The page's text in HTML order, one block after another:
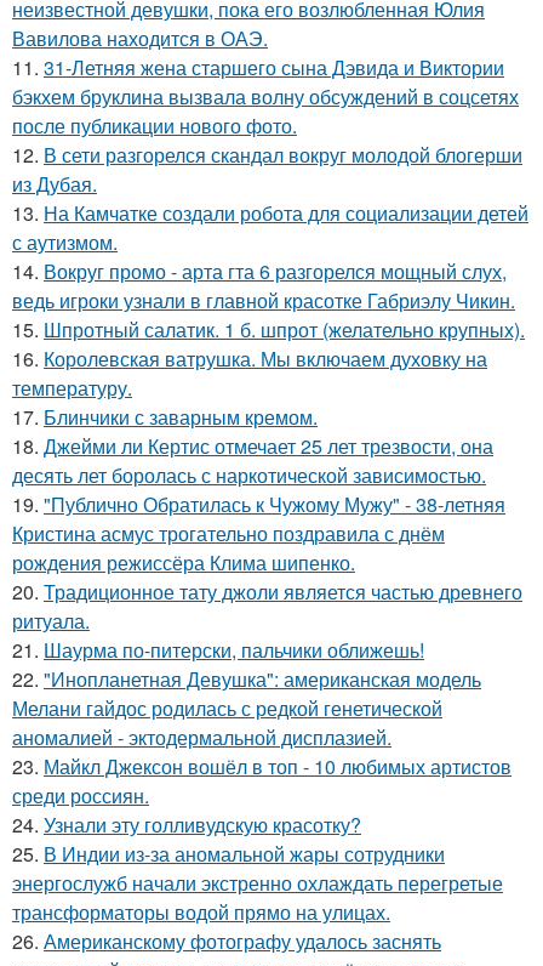
неизвестной девушки, пока его возлюбленная Юлия
Вавилова находится в ОАЭ.
11. 31-Летняя жена старшего сына Дэвида и Виктории
бэкхем бруклина вызвала волну обсуждений в соцсетях
после публикации нового фото.
12. В сети разгорелся скандал вокруг молодой блогерши
из Дубая.
13. На Камчатке создали робота для социализации детей
с аутизмом.
14. Вокруг промо - арта гта 6 разгорелся мощный слух,
ведь игроки узнали в главной красотке Габриэлу Чикин.
15. Шпротный салатик. 1 б. шпрот (желательно крупных).
16. Королевская ватрушка. Мы включаем духовку на
температуру.
17. Блинчики с заварным кремом.
18. Джейми ли Кертис отмечает 25 лет трезвости, она
десять лет боролась с наркотической зависимостью.
19. "Публично Обратилась к Чужому Мужу" - 38-летняя
Кристина асмус трогательно поздравила с днём
рождения режиссёра Клима шипенко.
20. Традиционное тату джоли является частью древнего
ритуала.
21. Шаурма по-питерски, пальчики оближешь!
22. "Инопланетная Девушка": американская модель
Мелани гайдос родилась с редкой генетической
аномалией - эктодермальной дисплазией.
23. Майкл Джексон вошёл в топ - 10 любимых артистов
среди россиян.
24. Узнали эту голливудскую красотку?
25. В Индии из-за аномальной жары сотрудники
энергослужб начали экстренно охлаждать перегретые
трансформаторы водой прямо на улицах.
26. Американскому фотографу удалось заснять